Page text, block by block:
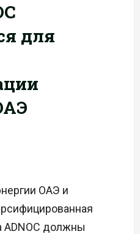
для
ОАЭ и
ADNOC должны